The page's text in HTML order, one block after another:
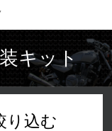
キット
り込む